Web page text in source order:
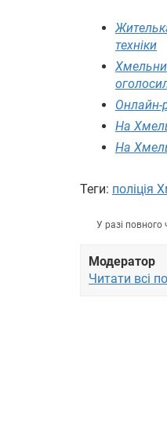
техніки
Онлайн-
На
На
Теги: поліція
У разі
Модератор
Читати всі